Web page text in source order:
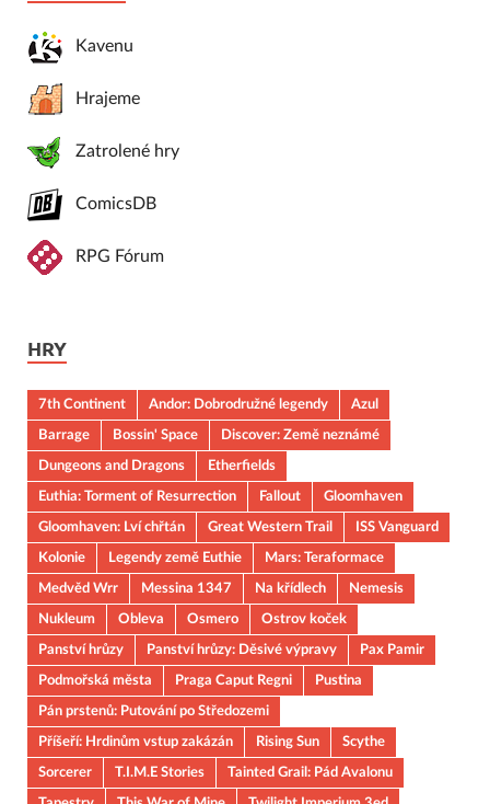
Kavenu
Hrajeme
Zatrolené hry
ComicsDB
RPG Fórum
HRY
7th Continent Andor: Dobrodružné legendy
Azul
Barrage
Bossin' Space
Discover: Země neznámé
Dungeons and Dragons
Etherfields
Euthia: Torment of Resurrection
Fallout
Gloomhaven
Gloomhaven: Lví chřtán
Great Western Trail
ISS Vanguard
Kolonie
Legendy země Euthie
Mars: Teraformace
Medvěd Wrr
Messina 1347 Na křídlech
Nemesis
Nukleum
Obleva Osmero
Ostrov koček
Panství hrůzy
Panství hrůzy: Děsivé výpravy
Pax Pamir
Podmořská města
Praga Caput Regni
Pustina
Pán prstenů: Putování po Středozemi
Příšeří: Hrdinům vstup zakázán
Rising Sun
Scythe
Sorcerer
T.I.M.E Stories
Tainted Grail: Pád Avalonu